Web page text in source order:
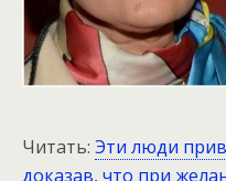
Читать: Эти люди
доказав, что при